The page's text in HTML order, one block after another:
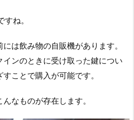
ね。
は飲み物の自販機があります。
インのときに受け取った鍵につい
ことで購入が可能です。
なものが存在します。